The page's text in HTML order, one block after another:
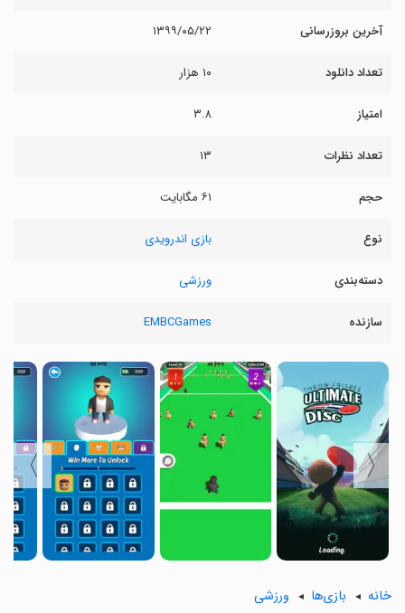
آخرین بروزرسانی ۱۳۹۹/۰۵/۲۲
تعداد دانلود ۱۰ هزار
امتیاز ۳.۸
تعداد نظرات ۱۳
حجم ۶۱ مگابایت
نوع بازی اندرویدی
دسته‌بندی ورزشی
سازنده EMBCGames
〈
〉
خانه بازی‌ها ورزشی